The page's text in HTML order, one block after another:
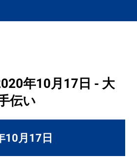
年10月17日 - 大
伝い
10月17日